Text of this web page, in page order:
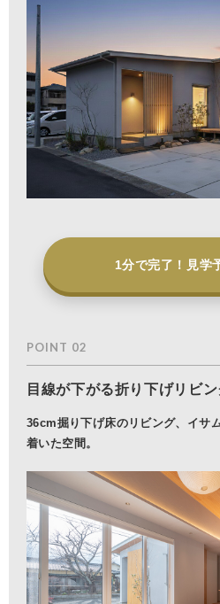
1分で完了！見学
POINT 02
目線が下がる折り下げリビ
36cm掘り下げ床のリビング、イサ
着いた空間。